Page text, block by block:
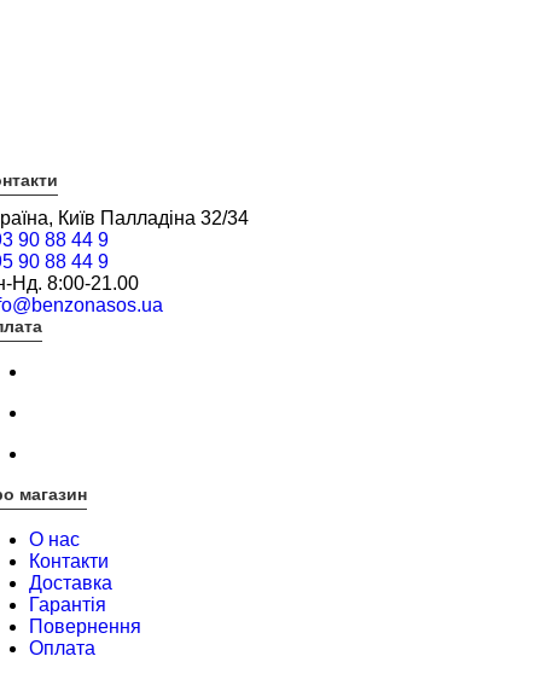
Київ Палладіна 32/34
90 88 44 9
90 88 44 9
Нд. 8:00-21.00
магазин
О нас
Контакти
Доставка
Гарантія
Повернення
Оплата